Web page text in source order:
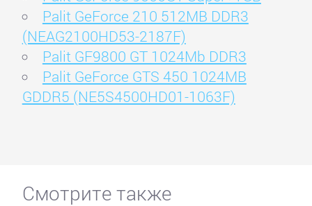
Palit GeForce 210 512MB DDR3
(NEAG2100HD53-2187F)
Palit GF9800 GT 1024Mb DDR3
Palit GeForce GTS 450 1024MB
GDDR5 (NE5S4500HD01-1063F)
Смотрите также